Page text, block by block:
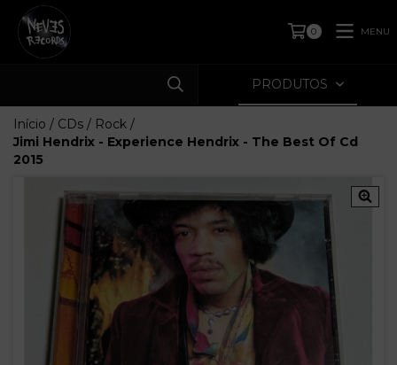
0 MENU
PRODUTOS
Início / CDs / Rock /
Jimi Hendrix - Experience Hendrix - The Best Of Cd
2015